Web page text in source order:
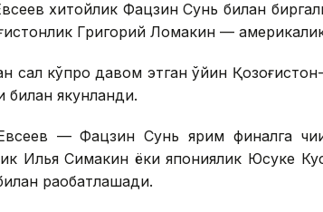
хитойлик Фацзин Сунь билан
Григорий Ломакин —
сал кўпроқ давом этган ўйин
билан якунланди.
— Фацзин Сунь ярим финалга
Илья Симакин ёки япониялик Юсуке
рақобатлашади.